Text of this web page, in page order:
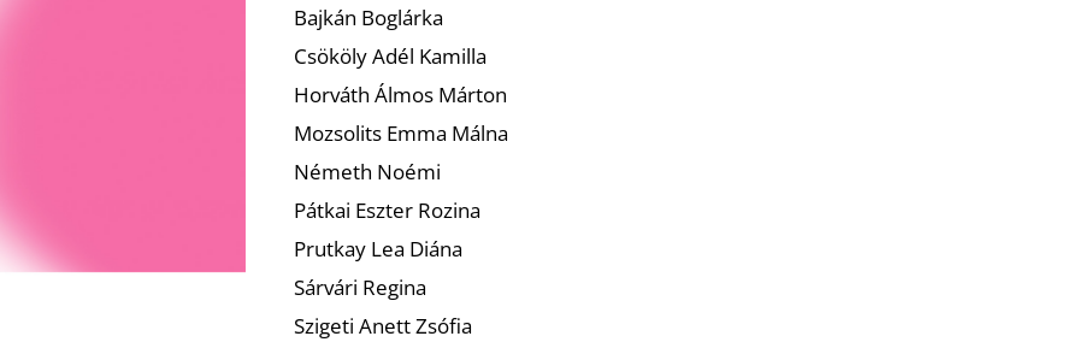
Bajkán Boglárka
Csököly Adél Kamilla
Horváth Álmos Márton
Mozsolits Emma Málna
Németh Noémi
Pátkai Eszter Rozina
Prutkay Lea Diána
Sárvári Regina
Szigeti Anett Zsófia